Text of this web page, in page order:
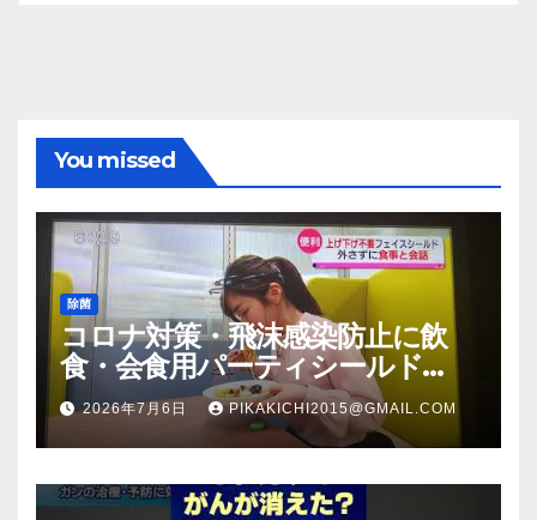
You missed
除菌
コロナ対策・飛沫感染防止に飲
食・会食用パーティシールド
（マスク会食代替品）ＦＢＣ福井
放送のＴＶ番組での紹介映像
2026年7月6日 PIKAKICHI2015@GMAIL.COM